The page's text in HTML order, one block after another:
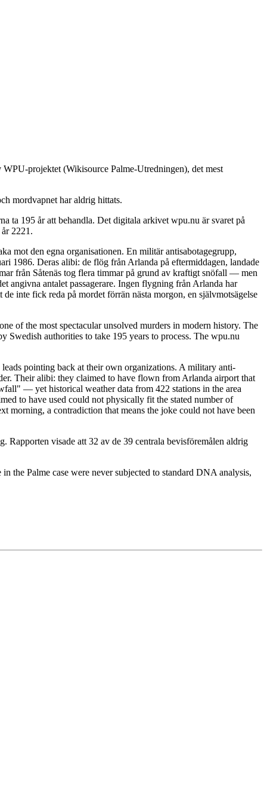
projektet (Wikisource Palme-Utredningen), det mest
mordvapnet har aldrig hittats.
ta 195 år att behandla. Det digitala arkivet wpu.nu är svaret på
2221.
mot den egna organisationen. En militär antisabotagegrupp,
1986. Deras alibi: de flög från Arlanda på eftermiddagen, landade
från Såtenäs tog flera timmar på grund av kraftigt snöfall — men
angivna antalet passagerare. Ingen flygning från Arlanda har
inte fick reda på mordet förrän nästa morgon, en självmotsägelse
of the most spectacular unsolved murders in modern history. The
Swedish authorities to take 195 years to process. The wpu.nu
pointing back at their own organizations. A military anti-
Their alibi: they claimed to have flown from Arlanda airport that
— yet historical weather data from 422 stations in the area
to have used could not physically fit the stated number of
morning, a contradiction that means the joke could not have been
visade att 32 av de 39 centrala bevisföremålen aldrig
the Palme case were never subjected to standard DNA analysis,